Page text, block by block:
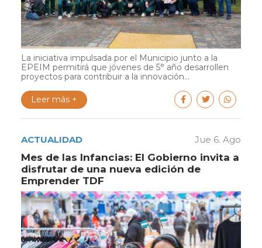
La iniciativa impulsada por el Municipio junto a la
EPEIM permitirá que jóvenes de 5° año desarrollen
proyectos para contribuir a la innovación...
Leer más +
ACTUALIDAD Jue 6. Ago
Mes de las Infancias: El Gobierno invita a
disfrutar de una nueva edición de
Emprender TDF